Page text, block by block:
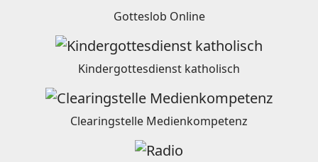
Gotteslob Online
Kindergottesdienst katholisch
Clearingstelle Medienkompetenz